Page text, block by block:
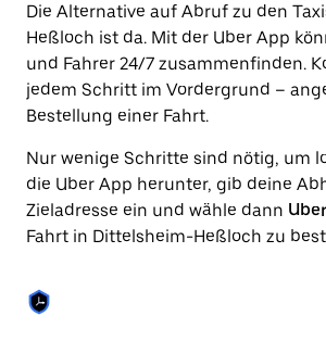
Datum
auszuwählen.
Drücke
die
Escape-
Taste,
den
Kalender
zu
schließen.
Die Alternative auf Abruf zu den
Heßloch ist da. Mit der Uber App
und Fahrer 24/7 zusammenfinden.
jedem Schritt im Vordergrund –
Bestellung einer Fahrt.
Nur wenige Schritte sind nötig, um
die Uber App herunter, gib deine
Zieladresse ein und wähle dann
Fahrt in Dittelsheim-Heßloch zu